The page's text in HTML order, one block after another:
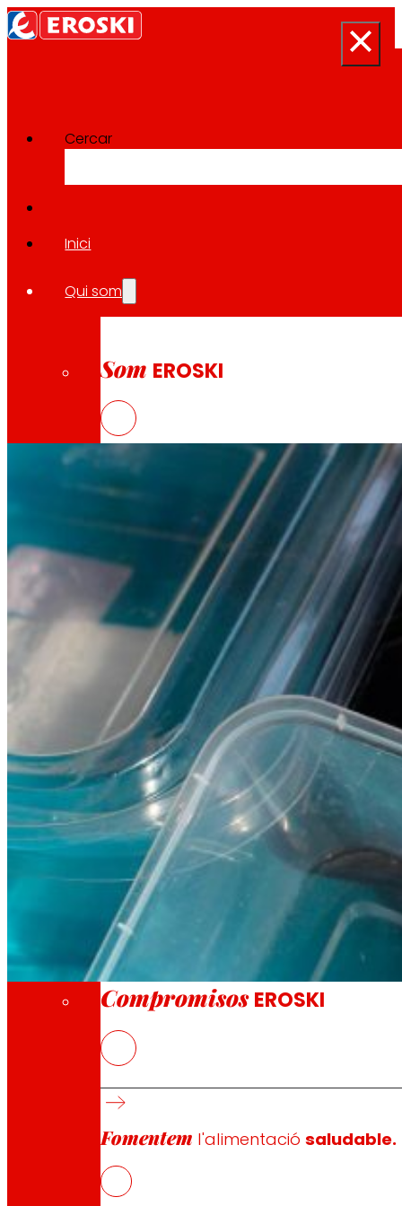
Cercar
Inici
Qui som
Som EROSKI
Tot el nostre ADN: un viatge per la missió, la
Cooperativa
Som per i per a les persones. Descobreix
Fundació
A través de la nostra Fundació impulsem
Compromisos
Compromisos EROSKI
Fomentem l'alimentaciósaludable.
Projectes d'Innovació
Tornar a tots els projectes
2023
SECUREPACK, envàs
Actualment existeixen barquetas i films reciclables
d’envàs més sostenible basat en materials 100%
L’objectiu general del projecte SECURE PACK és